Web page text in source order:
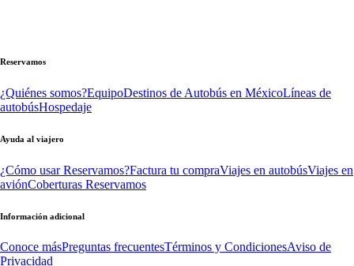
Reservamos
¿Quiénes somos?EquipoDestinos de Autobús en MéxicoLíneas de
autobúsHospedaje
Ayuda al viajero
¿Cómo usar Reservamos?Factura tu compraViajes en autobúsViajes en
aviónCoberturas Reservamos
Información adicional
Conoce másPreguntas frecuentesTérminos y CondicionesAviso de
Privacidad